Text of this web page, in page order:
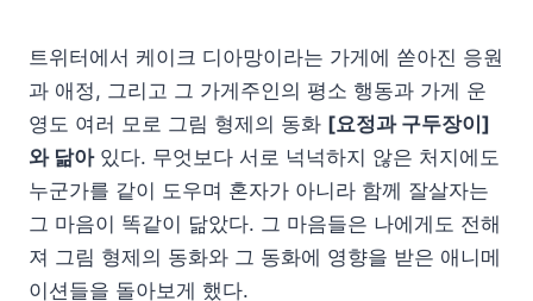
트위터에서 케이크 디아망이라는 가게에 쏟아진 응원
과 애정, 그리고 그 가게주인의 평소 행동과 가게 운
영도 여러 모로 그림 형제의 동화 [요정과 구두장이]
와 닮아있다. 무엇보다 서로 넉넉하지 않은 처지에도
누군가를 같이 도우며 혼자가 아니라 함께 잘살자는
그 마음이 똑같이 닮았다. 그 마음들은 나에게도 전해
져 그림 형제의 동화와 그 동화에 영향을 받은 애니메
이션들을 돌아보게 했다.